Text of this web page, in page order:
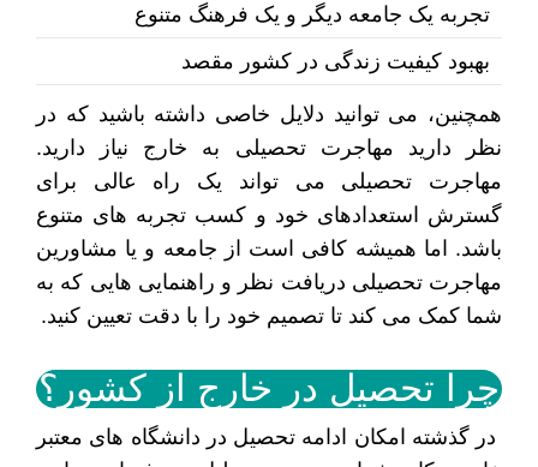
تجربه یک جامعه دیگر و یک فرهنگ متنوع
بهبود کیفیت زندگی در کشور مقصد
همچنین، می توانید دلایل خاصی داشته باشید که در
نظر دارید مهاجرت تحصیلی به خارج نیاز دارید.
مهاجرت تحصیلی می تواند یک راه عالی برای
گسترش استعدادهای خود و کسب تجربه های متنوع
باشد. اما همیشه کافی است از جامعه و یا مشاورین
مهاجرت تحصیلی دریافت نظر و راهنمایی هایی که به
شما کمک می کند تا تصمیم خود را با دقت تعیین کنید.
چرا تحصیل در خارج از کشور؟
در گذشته امکان ادامه تحصیل در دانشگاه های معتبر